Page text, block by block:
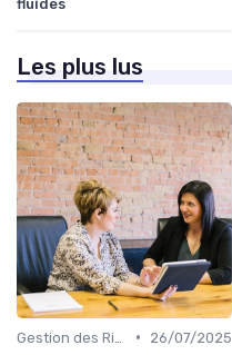
fluides
Les plus lus
•
26/07/2025